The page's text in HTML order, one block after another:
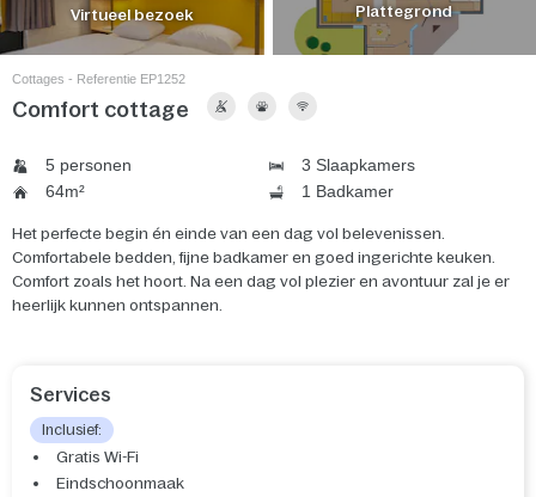
Virtueel bezoek Plattegrond
Cottages - Referentie EP1252
Comfort cottage
5 personen
3 Slaapkamers
64m²
1 Badkamer
Het perfecte begin én einde van een dag vol belevenissen.
Comfortabele bedden, fijne badkamer en goed ingerichte keuken.
Comfort zoals het hoort. Na een dag vol plezier en avontuur zal je er
heerlijk kunnen ontspannen.
Services
Inclusief:
Gratis Wi-Fi
Eindschoonmaak